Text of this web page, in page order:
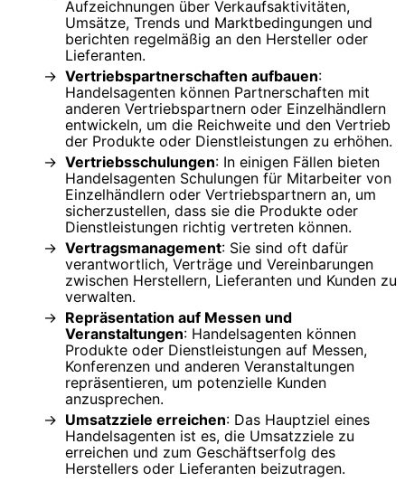
Aufzeichnungen über Verkaufsaktivitäten,
Umsätze, Trends und Marktbedingungen und
berichten regelmäßig an den Hersteller oder
Lieferanten.
Vertriebspartnerschaften aufbauen:
Handelsagenten können Partnerschaften mit
anderen Vertriebspartnern oder Einzelhändlern
entwickeln, um die Reichweite und den Vertrieb
der Produkte oder Dienstleistungen zu erhöhen.
Vertriebsschulungen: In einigen Fällen bieten
Handelsagenten Schulungen für Mitarbeiter von
Einzelhändlern oder Vertriebspartnern an, um
sicherzustellen, dass sie die Produkte oder
Dienstleistungen richtig vertreten können.
Vertragsmanagement: Sie sind oft dafür
verantwortlich, Verträge und Vereinbarungen
zwischen Herstellern, Lieferanten und Kunden zu
verwalten.
Repräsentation auf Messen und
Veranstaltungen: Handelsagenten können
Produkte oder Dienstleistungen auf Messen,
Konferenzen und anderen Veranstaltungen
repräsentieren, um potenzielle Kunden
anzusprechen.
Umsatzziele erreichen: Das Hauptziel eines
Handelsagenten ist es, die Umsatzziele zu
erreichen und zum Geschäftserfolg des
Herstellers oder Lieferanten beizutragen.